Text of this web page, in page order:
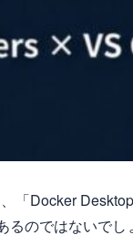
「Docker
るのではないでし